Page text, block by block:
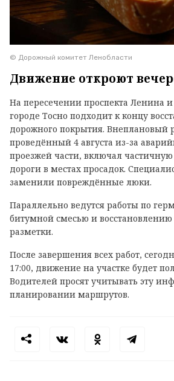
© Дорожный комитет Ленобласти
Движение откроют
На пересечении проспекта Ленина
городе Тосно подходит к концу
дорожного покрытия. Внеплановый
проведённый 4 августа из-за
проезжей части, включал
дороги в местах просадок.
заменили повреждённые люки.
Параллельно ведутся работы по
битумной смесью и
разметки.
После завершения всех работ,
17:00, движение на участке будет
Водителей просят учитывать эту
планировании маршрутов.